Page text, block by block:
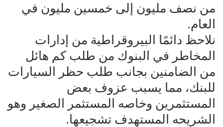
من نصف مليون إلى خمسين مليون في
العام.
نلاحظ دائمًا البيروقراطية من إدارات
المخاطر في البنوك من طلب كم هائل
من الضامنين بجانب طلب حظر السيارات
للبنك، مما يسبب عزوف بعض
المستثمرين وخاصه المستثمر الصغير وهو
الشريحه المستهدف تشجيعها.